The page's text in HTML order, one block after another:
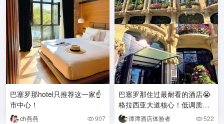
巴塞罗那hotel只推荐这一家☝️
市中心！
ch燕燕 907
巴塞罗那住过最耐看的酒店😭
格拉西亚大道核心！低调质感
天花板谭潭酒店体验者 522